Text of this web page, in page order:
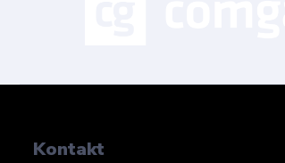
Kontakt